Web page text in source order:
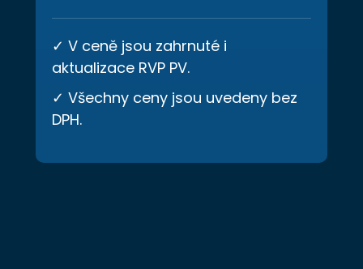
✓ V ceně jsou zahrnuté i
aktualizace RVP PV.
✓ Všechny ceny jsou uvedeny bez
DPH.